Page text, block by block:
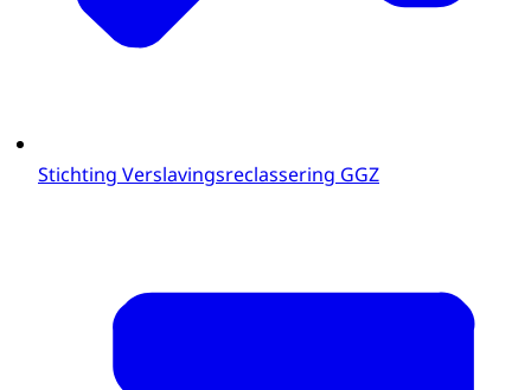
Stichting Verslavingsreclassering GGZ